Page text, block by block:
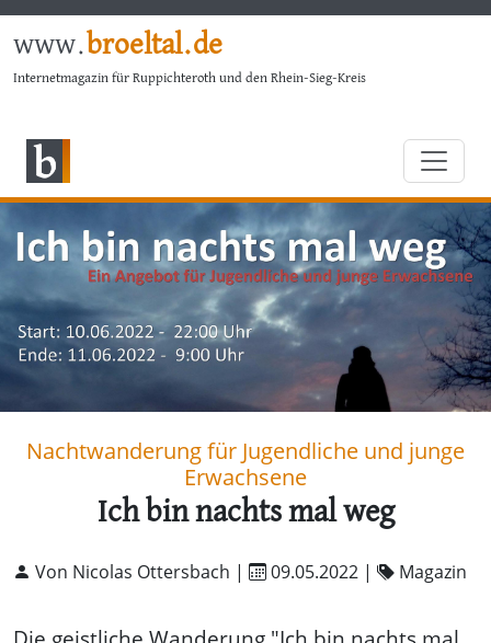
www.broeltal.de
Internetmagazin für Ruppichteroth und den Rhein-Sieg-Kreis
Nachtwanderung für Jugendliche und junge
Erwachsene
Ich bin nachts mal weg
Von Nicolas Ottersbach | 09.05.2022 | Magazin